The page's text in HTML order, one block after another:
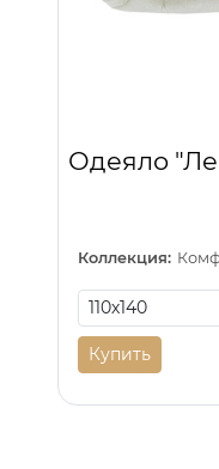
Одеяло
Коллекция:
Купить